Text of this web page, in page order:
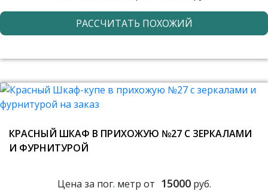
РАССЧИТАТЬ ПОХОЖИЙ
КРАСНЫЙ ШКАФ В ПРИХОЖУЮ №27 С ЗЕРКАЛАМИ
И ФУРНИТУРОЙ
Цена за пог. метр от 15000руб.